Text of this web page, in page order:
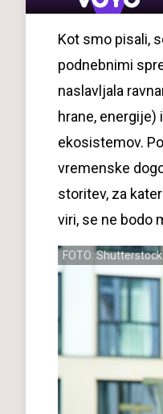
Kot smo pisali,
podnebnimi
naslavljala
hrane,
ekosistemov.
vremenske
storitev, za
viri, se ne bodo
FOTO: Shutterstock